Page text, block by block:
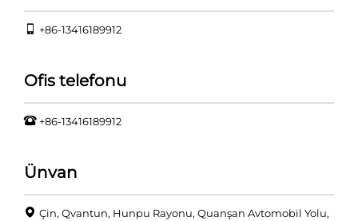
+86-13416189912
Ofis telefonu
+86-13416189912
Ünvan
Çin, Qvantun, Hunpu Rayonu, Quanşan Avtomobil Yolu,